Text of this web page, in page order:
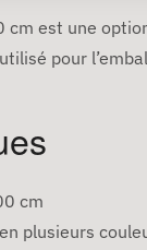
cm est une
pour
cm
plusieurs